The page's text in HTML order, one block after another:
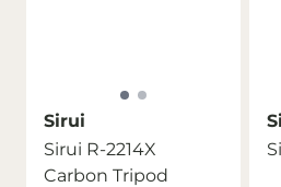
Sirui
Sirui R-2214X
Carbon Tripod